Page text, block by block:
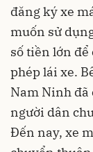
đăng ký xe
muốn sử
số tiền lớn để
phép lái xe.
Nam Ninh đã
người dân
Đến nay, xe